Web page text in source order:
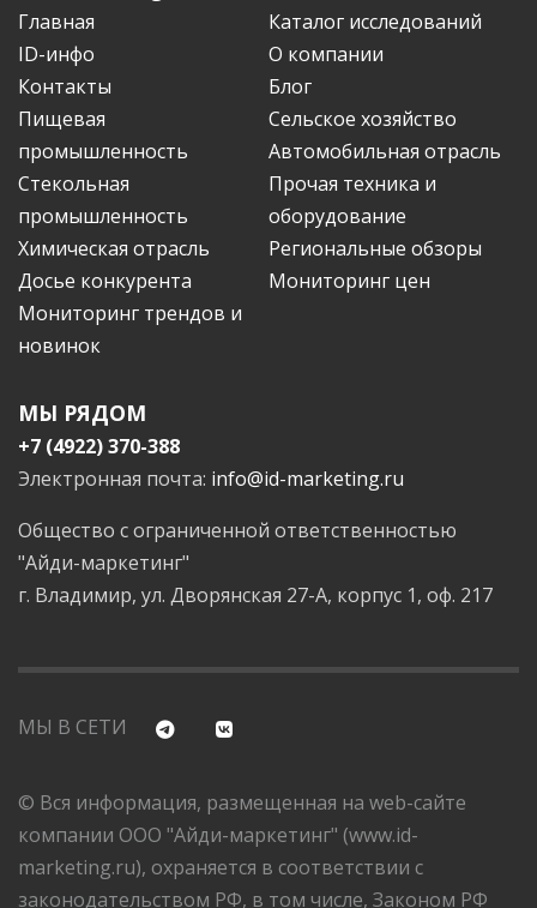
Главная
Каталог исследований
ID-инфо
О компании
Контакты
Блог
Пищевая
промышленность
Сельское хозяйство
Автомобильная отрасль
Стекольная
промышленность
Прочая техника и
оборудование
Химическая отрасль
Региональные обзоры
Досье конкурента
Мониторинг цен
Мониторинг трендов и
новинок
МЫ РЯДОМ
+7 (4922) 370-388
Электронная почта: info@id-marketing.ru
Общество с ограниченной ответственностью
"Айди-маркетинг"
г. Владимир, ул. Дворянская 27-А, корпус 1, оф. 217
МЫ В СЕТИ
© Вся информация, размещенная на web-сайте
компании ООО "Айди-маркетинг" (www.id-
marketing.ru), охраняется в соответствии с
законодательством РФ, в том числе, Законом РФ